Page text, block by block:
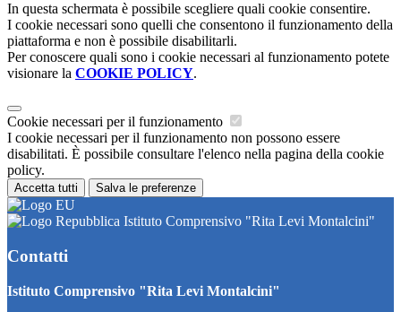
In questa schermata è possibile scegliere quali cookie consentire.
I cookie necessari sono quelli che consentono il funzionamento della
piattaforma e non è possibile disabilitarli.
Per conoscere quali sono i cookie necessari al funzionamento potete
visionare la COOKIE POLICY.
Cookie necessari per il funzionamento
I cookie necessari per il funzionamento non possono essere
disabilitati. È possibile consultare l'elenco nella pagina della cookie
policy.
Accetta tutti Salva le preferenze
Istituto Comprensivo "Rita Levi Montalcini"
Contatti
Istituto Comprensivo "Rita Levi Montalcini"